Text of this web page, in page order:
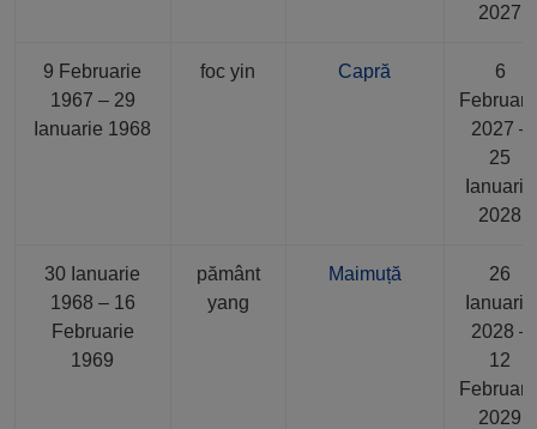
2027
9 Februarie
1967 – 29
Ianuarie 1968
foc yin Capră
6
2027 –
25
Ianuarie
2028
30 Ianuarie
1968 – 16
Februarie
1969
pământ
yang
Maimuță
26
Ianuarie
2028 –
12
2029